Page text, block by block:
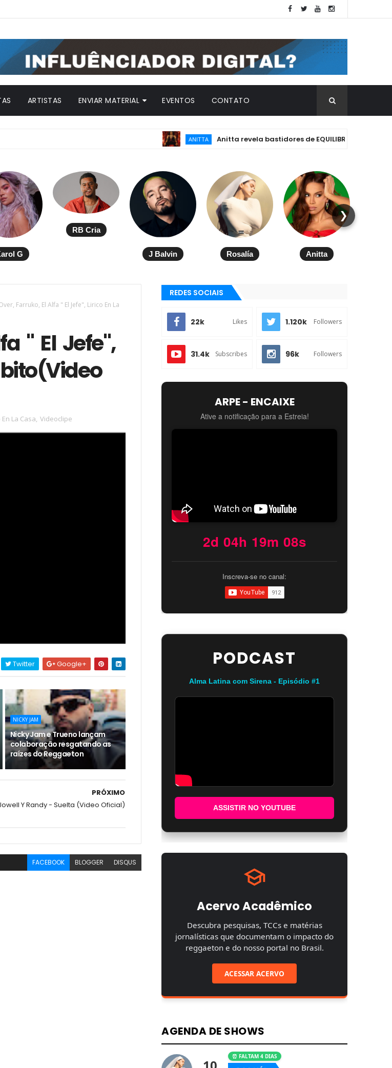
ARTISTAS ENVIAR MATERIAL EVENTOS CONTATO
ANITTA Anitta revela bastidores de EQUILIBRIVM: emoção,
G
RB Cria
J Balvin Rosalía Anitta
❯
Farruko, El Alfa " El Jefe", Lirico En La
" El Jefe",
En La Casa, Videoclipe
Twitter Google+
NICKY JAM
Nicky Jam e Trueno lançam
colaboração resgatando as
raízes do Reggaeton
PRÓXIMO
Y Randy - Suelta (Video Oficial)
FACEBOOK BLOGGER DISQUS
REDES SOCIAIS
22k Likes 1.120k Followers
31.4k Subscribes 96k Followers
ARPE - ENCAIXE
Ative a notificação para a Estreia!
2d 04h 19m 07s
Inscreva-se no canal:
PODCAST
Alma Latina com Sirena - Episódio #1
ASSISTIR NO YOUTUBE
Acervo Acadêmico
Descubra pesquisas, TCCs e matérias
jornalísticas que documentam o impacto do
reggaeton e do nosso portal no Brasil.
ACESSAR ACERVO
AGENDA DE SHOWS
⏰ FALTAM 4 DIAS